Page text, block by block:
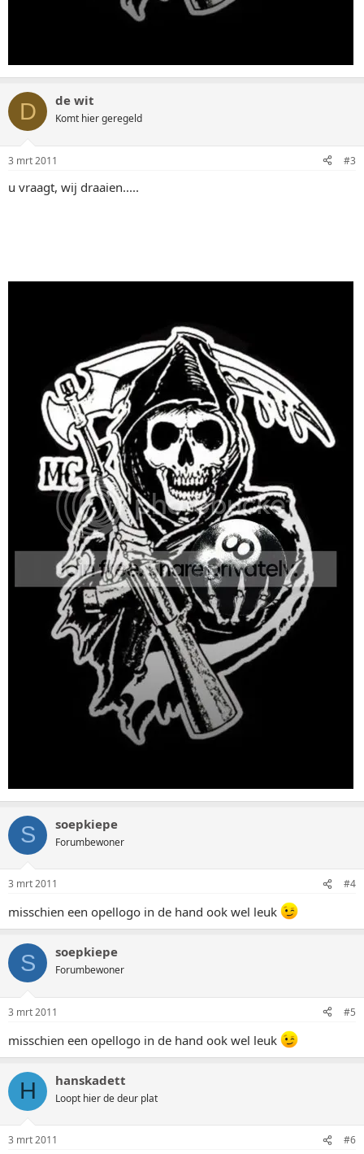
D de wit
Komt hier geregeld
3 mrt 2011 #3
u vraagt, wij draaien.....
S soepkiepe
Forumbewoner
3 mrt 2011 #4
misschien een opellogo in de hand ook wel leuk
S soepkiepe
Forumbewoner
3 mrt 2011 #5
misschien een opellogo in de hand ook wel leuk
H hanskadett
Loopt hier de deur plat
3 mrt 2011 #6